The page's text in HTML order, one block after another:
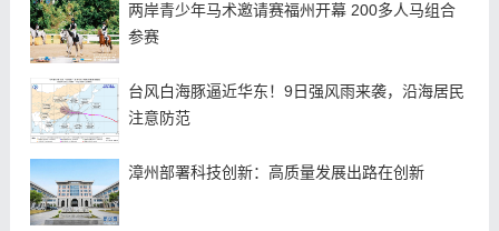
两岸青少年马术邀请赛福州开幕 200多人马组合
参赛
台风白海豚逼近华东！9日强风雨来袭，沿海居民
注意防范
漳州部署科技创新：高质量发展出路在创新